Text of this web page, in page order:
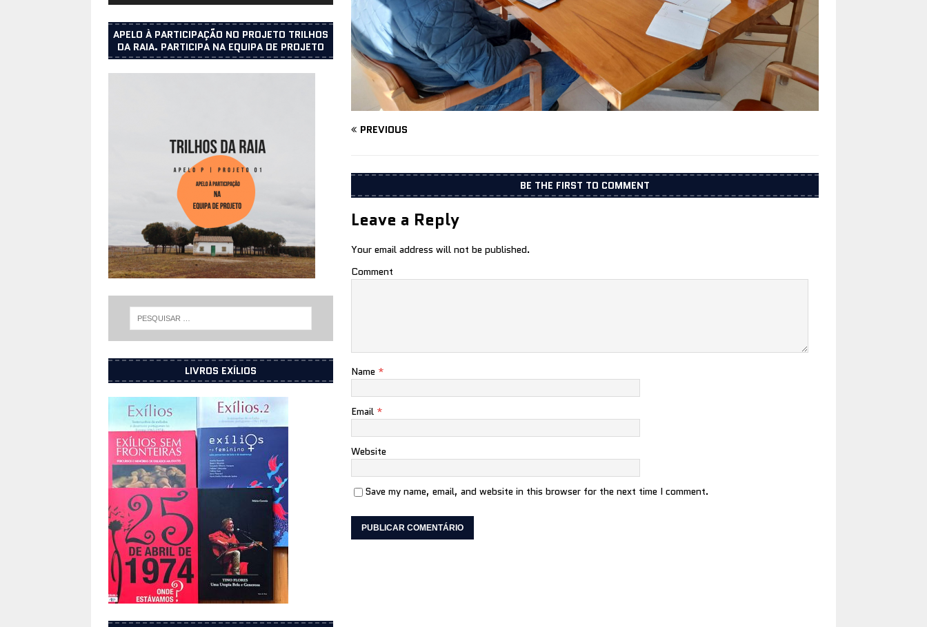
PREVIOUS
BE THE FIRST TO COMMENT
Leave a Reply
Your email address will not be published.
Comment
Name *
Email *
Website
Save my name, email, and website in this browser for the next time I comment.
APELO À PARTICIPAÇÃO NO PROJETO TRILHOS
DA RAIA. PARTICIPA NA EQUIPA DE PROJETO
LIVROS EXÍLIOS